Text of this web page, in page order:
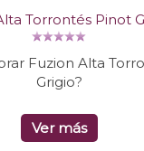
Torrontés Pinot
Fuzion Alta
Grigio?
Ver más